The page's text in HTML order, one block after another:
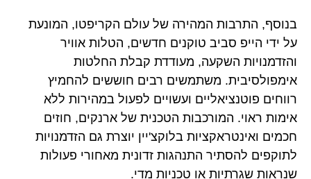
בנוסף, התרבות המהירה של עולם הקריפטו, המונעת
על ידי הייפ סביב טוקנים חדשים, הטלות אוויר
והזדמנויות השקעה, מעודדת קבלת החלטות
אימפולסיבית. משתמשים רבים חוששים להחמיץ
רווחים פוטנציאליים ועשויים לפעול במהירות ללא
אימות ראוי. המורכבות הטכנית של ארנקים, חוזים
חכמים ואינטראקציות בלוקצ'יין יוצרת גם הזדמנויות
לתוקפים להסתיר התנהגות זדונית מאחורי פעולות
שנראות שגרתיות או טכניות מדי.